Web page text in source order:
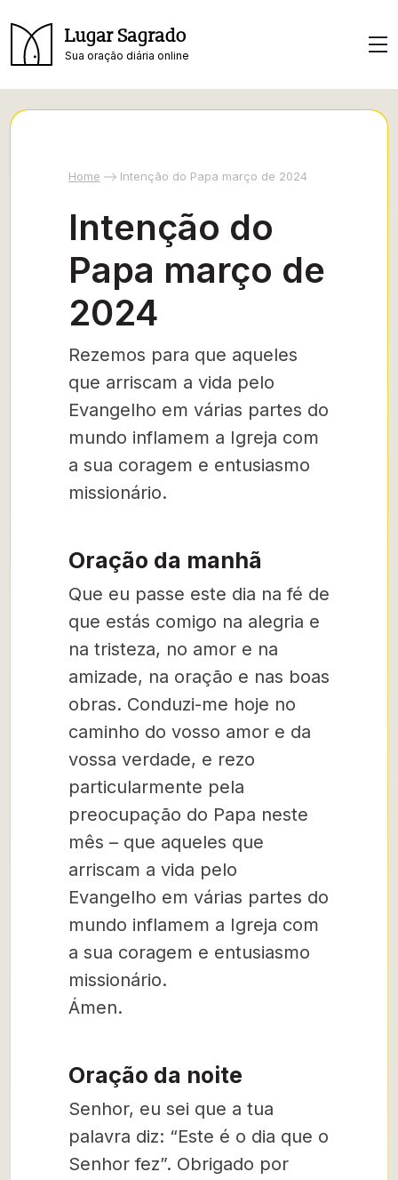
Lugar Sagrado
Sua oração diária online
Home Intenção do Papa março de 2024
Intenção do
Papa março de
2024
Rezemos para que aqueles
que arriscam a vida pelo
Evangelho em várias partes do
mundo inflamem a Igreja com
a sua coragem e entusiasmo
missionário.
Oração da manhã
Que eu passe este dia na fé de
que estás comigo na alegria e
na tristeza, no amor e na
amizade, na oração e nas boas
obras. Conduzi-me hoje no
caminho do vosso amor e da
vossa verdade, e rezo
particularmente pela
preocupação do Papa neste
mês – que aqueles que
arriscam a vida pelo
Evangelho em várias partes do
mundo inflamem a Igreja com
a sua coragem e entusiasmo
missionário.
Ámen.
Oração da noite
Senhor, eu sei que a tua
palavra diz: “Este é o dia que o
Senhor fez”. Obrigado por